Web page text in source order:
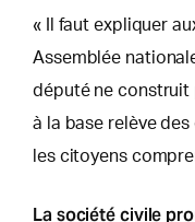
« Il faut expliquer
Assemblée
député ne construit
à la base relève
les citoyens
La société civile